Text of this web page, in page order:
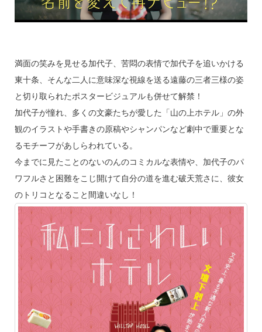
満面の笑みを見せる加代子、苦悶の表情で加代子を追いかける
東十条、そんな二人に意味深な視線を送る遠藤の三者三様の姿
と切り取られたポスタービジュアルも併せて解禁！
加代子が憧れ、多くの文豪たちが愛した「山の上ホテル」の外
観のイラストや手書きの原稿やシャンパンなど劇中で重要とな
るモチーフがあしらわれている。
今までに見たことのないのんのコミカルな表情や、加代子のパ
ワフルさと困難をこじ開けて自分の道を進む破天荒さに、彼女
のトリコとなること間違いなし！